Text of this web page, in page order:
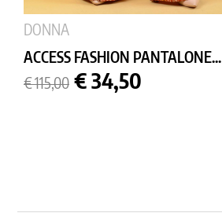
DONNA
ACCESS FASHION PANTALONE...
Prezzo
base
€ 115,00 Prezzo
€ 34,50